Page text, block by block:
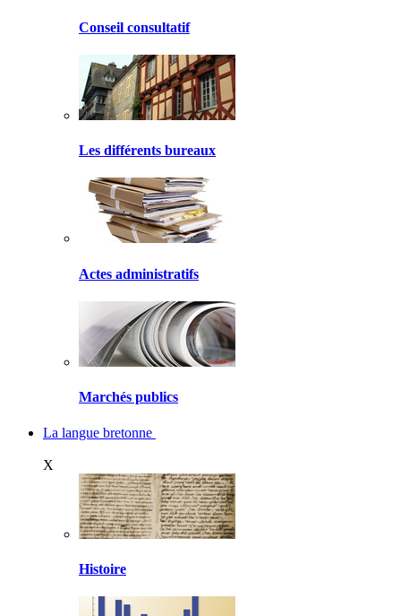
Conseil consultatif
Les différents bureaux
Actes administratifs
Marchés publics
La langue bretonne
X
Histoire